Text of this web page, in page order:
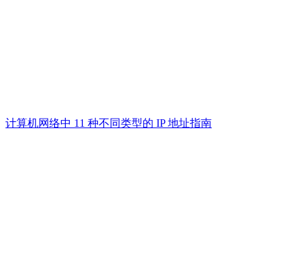
计算机网络中 11 种不同类型的 IP 地址指南